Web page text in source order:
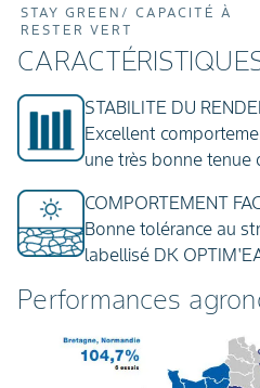
STAY GREEN/ CAPACITÉ À
RESTER VERT
STABILITE DU
Excellent
une très bonne tenue
COMPORTEMENT
Bonne tolérance au
labellisé DK
Performances